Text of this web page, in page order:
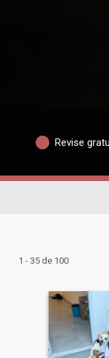
Revise
1 - 35 de 100